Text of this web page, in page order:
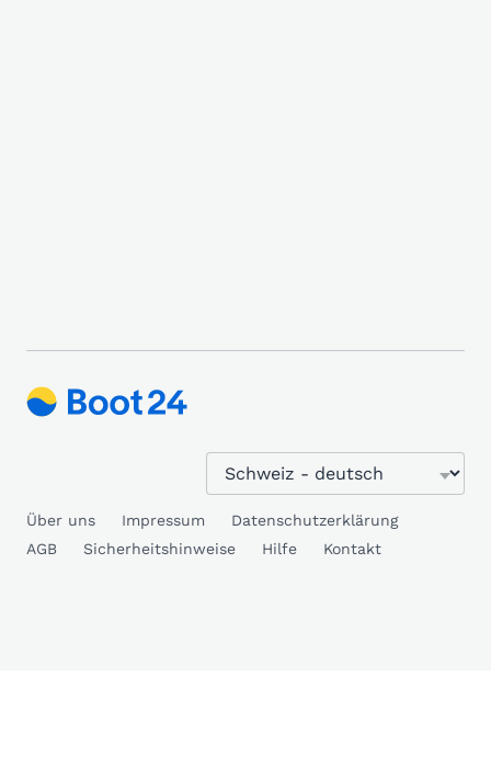
Über uns Impressum
Datenschutzerklärung
AGB
Sicherheitshinweise Hilfe Kontakt